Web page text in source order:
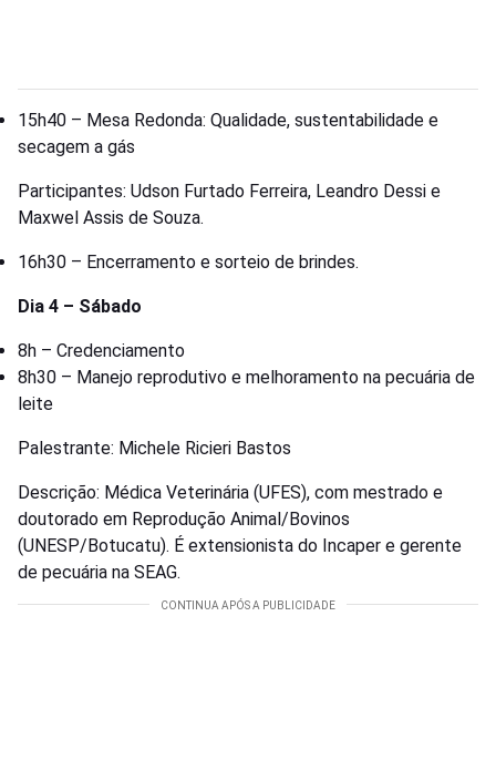
15h40 – Mesa Redonda: Qualidade, sustentabilidade e
secagem a gás
Participantes: Udson Furtado Ferreira, Leandro Dessi e
Maxwel Assis de Souza.
16h30 – Encerramento e sorteio de brindes.
Dia 4 – Sábado
8h – Credenciamento
8h30 – Manejo reprodutivo e melhoramento na pecuária de
leite
Palestrante: Michele Ricieri Bastos
Descrição: Médica Veterinária (UFES), com mestrado e
doutorado em Reprodução Animal/Bovinos
(UNESP/Botucatu). É extensionista do Incaper e gerente
de pecuária na SEAG.